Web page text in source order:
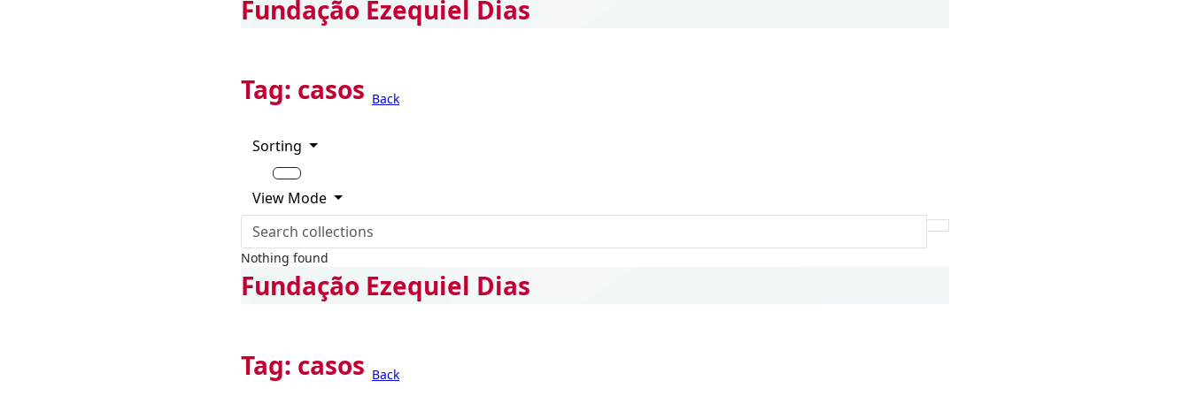
Fundação Ezequiel Dias
Tag: casos Back
Sorting
View Mode
Nothing found
Fundação Ezequiel Dias
Tag: casos Back